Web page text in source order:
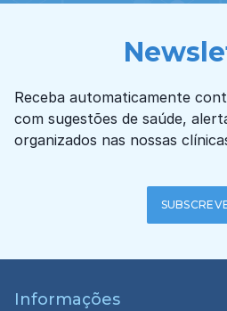
Receba automaticamente
com sugestões de saúde,
organizados nas nossas
Informações